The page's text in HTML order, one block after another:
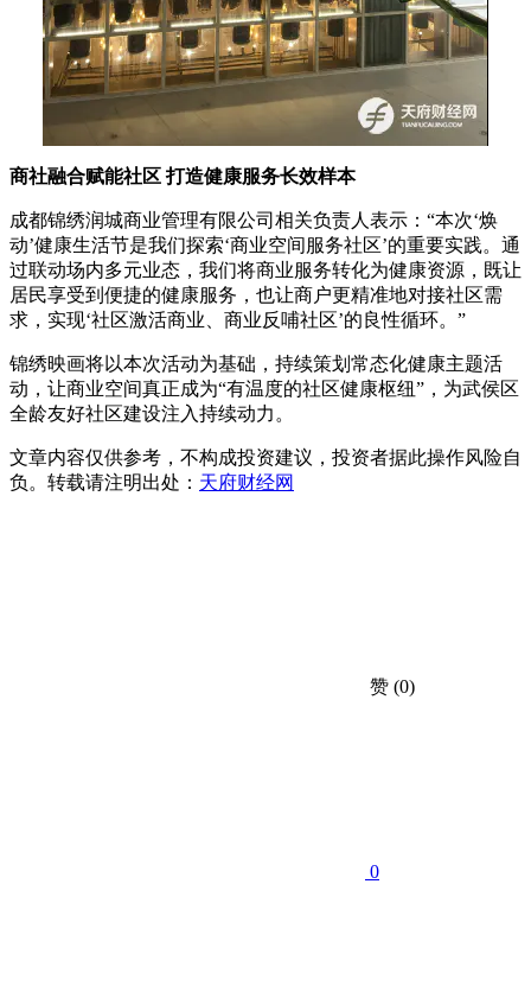
商社融合赋能社区 打造健康服务长效样本
成都锦绣润城商业管理有限公司相关负责人表示：“本次‘焕
动’健康生活节是我们探索‘商业空间服务社区’的重要实践。通
过联动场内多元业态，我们将商业服务转化为健康资源，既让
居民享受到便捷的健康服务，也让商户更精准地对接社区需
求，实现‘社区激活商业、商业反哺社区’的良性循环。”
锦绣映画将以本次活动为基础，持续策划常态化健康主题活
动，让商业空间真正成为“有温度的社区健康枢纽”，为武侯区
全龄友好社区建设注入持续动力。
文章内容仅供参考，不构成投资建议，投资者据此操作风险自
负。转载请注明出处： 天府财经网
赞 (0)
0